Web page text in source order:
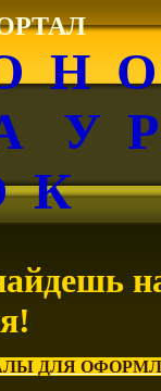
Н
У
К
ДЛЯ